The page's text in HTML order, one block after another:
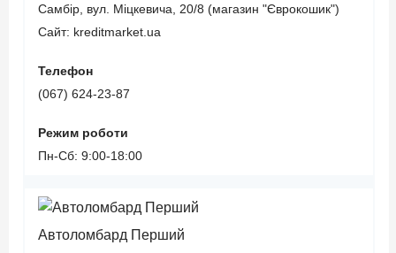
Самбір, вул. Міцкевича, 20/8 (магазин "Єврокошик")
Сайт: kreditmarket.ua
Телефон
(067) 624-23-87
Режим роботи
Пн-Сб: 9:00-18:00
Автоломбард Перший